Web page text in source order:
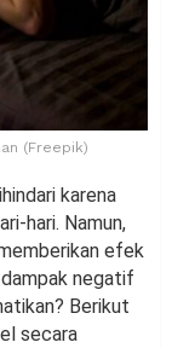
(Freepik)
karena
hari. Namun,
efek
negatif
Berikut
secara